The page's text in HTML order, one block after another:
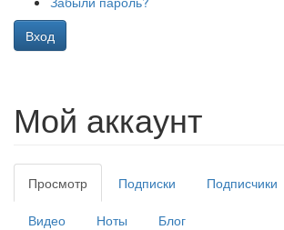
Вход
Мой аккаунт
Главные вкладки
Просмотр (активная
вкладка)
Подписки Подписчики
Видео Ноты Блог